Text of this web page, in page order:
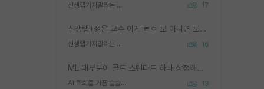
신생랩가지말라는 이유가 있었구나 17
신생랩+젊은 교수 이게 ㄹㅇ 모 아니면 도인듯.
신생랩가지말라는 이유가 있었구나 16
ML 대부분이 골드 스탠다드 하나 상정해놓고 (벤치마크 데이터셋이 여러 개면 여러 개 상정) 그거 얼마나 잘 맞추나 싸움임 가끔 번뜩이는 설계 철학을 보여주는 논문들도 있지만 대부분 그거 성적 얼마나 더 올리느라에 혈안이 되어 있는 측면이 잇음
AI 학회들 거품 슬슬 지적이 나오네요 13